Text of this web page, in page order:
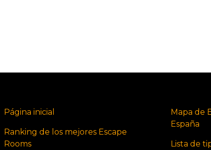
Página inicial
Ranking de los mejores Escape
Rooms
Mapa de
España
Lista de